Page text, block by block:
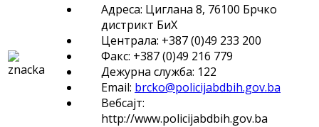
Адреса: Циглана 8, 76100 Брчко
дистрикт БиХ
Централа: +387 (0)49 233 200
Факс: +387 (0)49 216 779
Дежурна служба: 122
Email: brcko@policijabdbih.gov.ba
Вебсајт:
http://www.policijabdbih.gov.ba